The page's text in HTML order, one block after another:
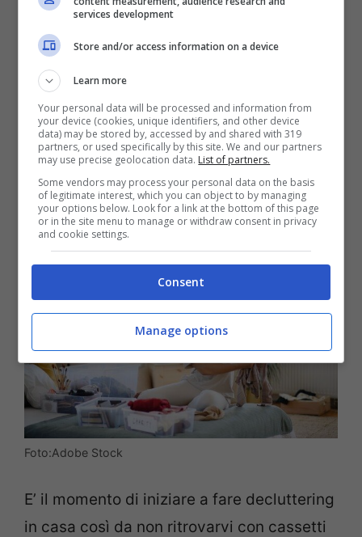
controllo e in perfetto ordine
di andare incontro a dei veri e propri
accumuli di cianfrusaglie o oggetti, abiti e
stoviglie inutili, ecco come procedere con
il decluttering.
Decluttering: come farlo
Foto:Adobe Stock
E’ il momento di iniziare a fare decluttering
in casa così da non ritrovarvi con cassetti
services development
Store and/or access information on a device
Learn more
Your personal data will be processed and information from
your device (cookies, unique identifiers, and other device
data) may be stored by, accessed by and shared with 319
partners, or used specifically by this site. We and our partners
may use precise geolocation data. List of partners.
Some vendors may process your personal data on the basis
of legitimate interest, which you can object to by managing
your options below. Look for a link at the bottom of this page
or in the site menu to manage or withdraw consent in privacy
and cookie settings.
Consent
Manage options